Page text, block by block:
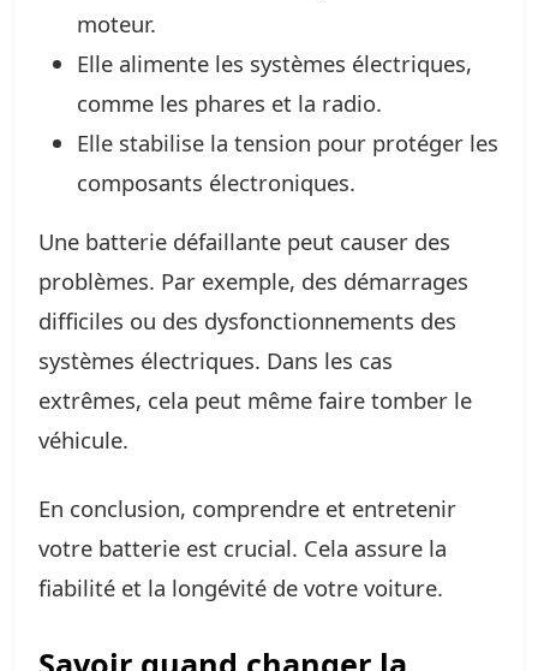
moteur.
Elle alimente les systèmes électriques,
comme les phares et la radio.
Elle stabilise la tension pour protéger les
composants électroniques.
Une batterie défaillante peut causer des
problèmes. Par exemple, des démarrages
difficiles ou des dysfonctionnements des
systèmes électriques. Dans les cas
extrêmes, cela peut même faire tomber le
véhicule.
En conclusion, comprendre et entretenir
votre batterie est crucial. Cela assure la
fiabilité et la longévité de votre voiture.